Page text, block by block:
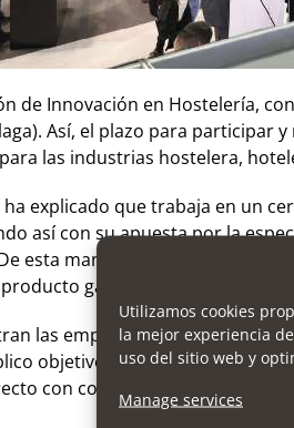
Utilizamos cookies
la mejor experiencia
uso del sitio web y
Manage services
de Innovación en Hostelería,
Así, el plazo para
las industrias hostelera,
explicado que trabaja en un
así con su apuesta por la
esta manera, ganarán
gastronómico para
las empresas al participar en
objetivo, dado que el evento
con compradores de